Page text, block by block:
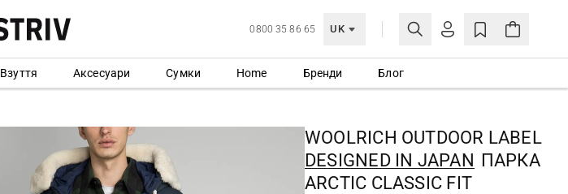
0800 35 86 65 UK
МОЯ ОБЛІКІВКА
Ще не зареєстровані?
СТВОРИТИ ОБЛІКІВКУ
Взуття Аксесуари Сумки Home Бренди Блог
WOOLRICH OUTDOOR LABEL
DESIGNED IN JAPAN ПАРКА
ARCTIC CLASSIC FIT